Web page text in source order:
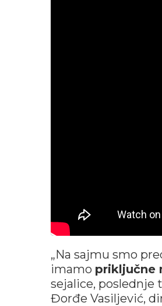
„Na sajmu smo
imamo priključne
sejalice, poslednje
Đorđe Vasiljević,